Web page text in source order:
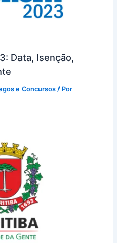
Data, Isenção,
e Concursos/ Por